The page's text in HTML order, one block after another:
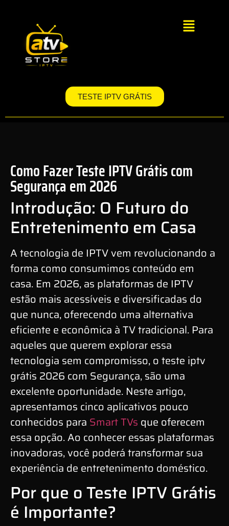
TESTE IPTV GRÁTIS
Como Fazer Teste IPTV Grátis com
Segurança em 2026
Introdução: O Futuro do
Entretenimento em Casa
A tecnologia de IPTV vem revolucionando a
forma como consumimos conteúdo em
casa. Em 2026, as plataformas de IPTV
estão mais acessíveis e diversificadas do
que nunca, oferecendo uma alternativa
eficiente e econômica à TV tradicional. Para
aqueles que querem explorar essa
tecnologia sem compromisso, o teste iptv
grátis 2026 com Segurança, são uma
excelente oportunidade. Neste artigo,
apresentamos cinco aplicativos pouco
conhecidos para Smart TVs que oferecem
essa opção. Ao conhecer essas plataformas
inovadoras, você poderá transformar sua
experiência de entretenimento doméstico.
Por que o Teste IPTV Grátis
é Importante?